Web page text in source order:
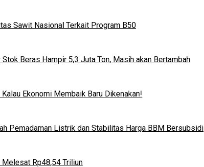
Sawit Nasional Terkait Program B50
Beras Hampir 5,3 Juta Ton, Masih akan Bertambah
Ekonomi Membaik Baru Dikenakan!
Pemadaman Listrik dan Stabilitas Harga BBM Bersubsidi
Rp48,54 Triliun